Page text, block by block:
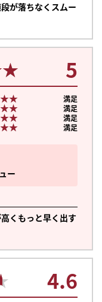
が落ちなくスムー
ー
くもっと早く出す
5
満足
満足
満足
満足
4.6